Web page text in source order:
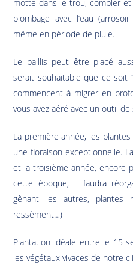
motte dans le trou, combler
plombage avec l’eau
même en période de pluie.
Le paillis peut être placé
serait souhaitable que ce soit
commencent à migrer en
vous avez aéré avec un outil de
La première année, les
une floraison exceptionnelle.
et la troisième année, encore
cette époque, il faudra
gênant les autres, plantes
ressèment…)
Plantation idéale entre le 15
les végétaux vivaces de notre